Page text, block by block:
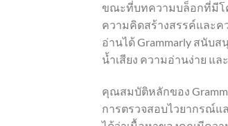
ขณะที่บทความบล็อกที่มีโ
ความคิดสร้างสรรค์และ
อ่านได้ Grammarly สนับ
น้ำเสียง ความอ่านง่าย แ
คุณสมบัติหลักของ
การตรวจสอบไวยากรณ์แ